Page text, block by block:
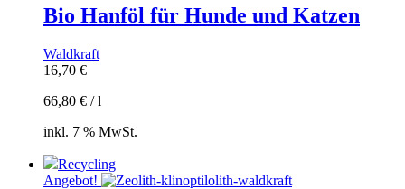
Bio Hanföl für Hunde und Katzen
Waldkraft
16,70 €
66,80 € /l
inkl. 7 % MwSt.
Recycling
Angebot!